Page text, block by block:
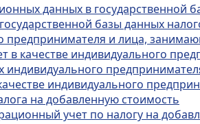
данных в государственной
базы данных
и лица,
в качестве индивидуального
индивидуального
на добавленную стоимость
учет по налогу на